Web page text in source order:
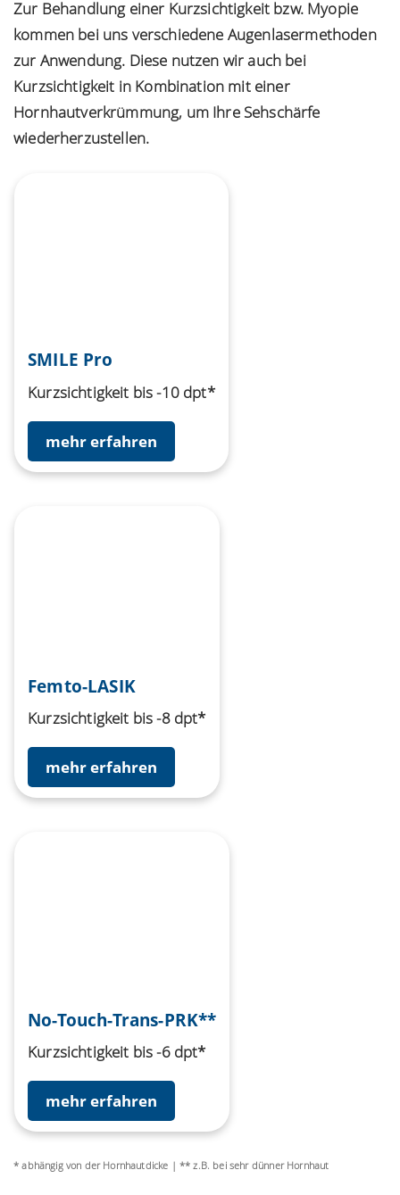
Zur Behandlung einer Kurzsichtigkeit bzw. Myopie
kommen bei uns verschiedene Augenlasermethoden
zur Anwendung. Diese nutzen wir auch bei
Kurzsichtigkeit in Kombination mit einer
Hornhautverkrümmung, um Ihre Sehschärfe
wiederherzustellen.
SMILE Pro
Kurzsichtigkeit bis -10 dpt*
mehr erfahren
Femto-LASIK
Kurzsichtigkeit bis -8 dpt*
mehr erfahren
No-Touch-Trans-PRK**
Kurzsichtigkeit bis -6 dpt*
mehr erfahren
* abhängig von der Hornhautdicke | ** z.B. bei sehr dünner Hornhaut